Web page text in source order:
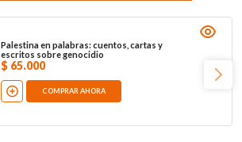
Palestina en palabras: cuentos, cartas y
escritos sobre genocidio
$ 65.000
COMPRAR AHORA